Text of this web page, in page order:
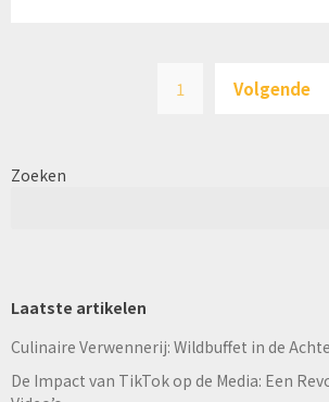
1 Volgende
Zoeken
Laatste artikelen
Culinaire Verwennerij: Wildbuffet in de
De Impact van TikTok op de Media: Een